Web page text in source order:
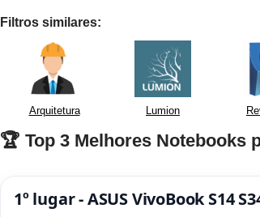
Filtros similares:
Arquitetura Lumion
🏆 Top 3 Melhores Notebooks
1º lugar - ASUS VivoBook S14